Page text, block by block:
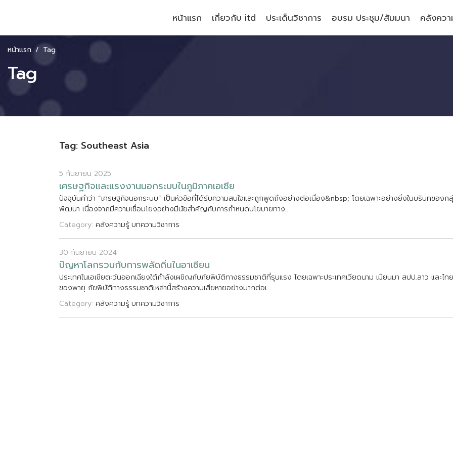
หน้าแรก เกี่ยวกับ itd ประเด็นวิชาการ อบรม ประชุม/สัมมนา คลังคว
หน้าแรก Tag
Tag
Tag: Southeast Asia
5 กันยายน 2025
เศรษฐกจและแรงงานนอกระบบในภมภาคเอเชย
ปจจบนควา “เศรษฐกจนอกระบบ” เปนหวขอทไดรบความสนใจและถกพดถงอยางตอเนอง&nbsp; โดยเฉพาะอยางยงในบรบทของกล
พฒนา เนองจากมความเชอมโยงอยางมนยสคญกบการกหนดนโยบายทาง...
Category: คลังความรู้บทความวิชาการ
30 กันยายน 2024
ปญหาโลกรวนกบการพลดถนในอาเซยน
ประเทศในเอเชยตะวนออกเฉยงใตกลงเผชญกบภยพบตทางธรรมชาตทรนแรง โดยเฉพาะประเทศเวยดนาม เมยนมา สปป.ลาว และไทย
ของพาย ภยพบตทางธรรมชาตเหลานสรางความเสยหายอยางมากตอเ...
Category: คลังความรู้บทความวิชาการ